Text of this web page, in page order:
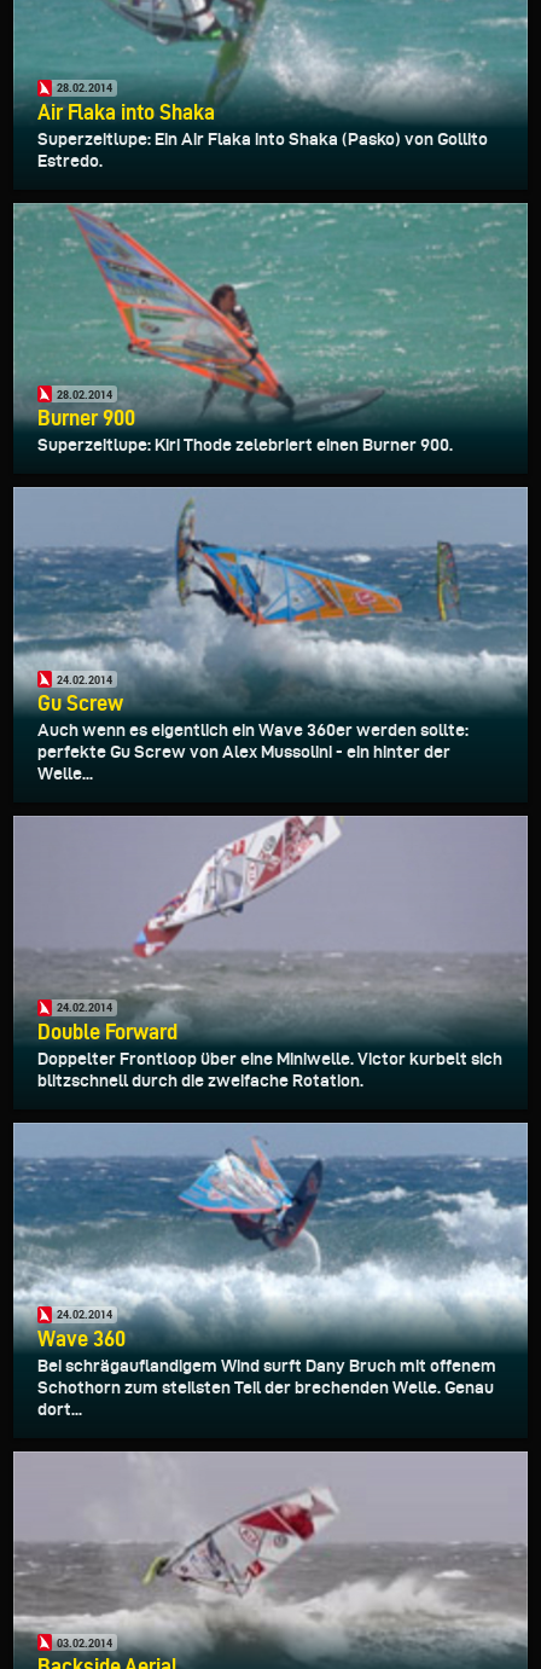
28.02.2014
Air Flaka into Shaka
Superzeitlupe: Ein Air Flaka into Shaka (Pasko) von Gollito
Estredo.
28.02.2014
Burner 900
Superzeitlupe: Kiri Thode zelebriert einen Burner 900.
24.02.2014
Gu Screw
Auch wenn es eigentlich ein Wave 360er werden sollte:
perfekte Gu Screw von Alex Mussolini - ein hinter der
Welle...
24.02.2014
Double Forward
Doppelter Frontloop über eine Miniwelle. Victor kurbelt sich
blitzschnell durch die zweifache Rotation.
24.02.2014
Wave 360
Bei schrägauflandigem Wind surft Dany Bruch mit offenem
Schothorn zum steilsten Teil der brechenden Welle. Genau
dort...
03.02.2014